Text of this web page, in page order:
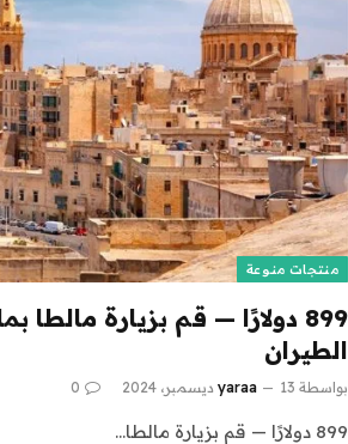
منتجات منوعة
899 دولارًا — قم بزيارة
الطيران
بواسطة yaraa 13 ديسمبر، 2024 0
899 دولارًا — قم بزيارة مالطا…